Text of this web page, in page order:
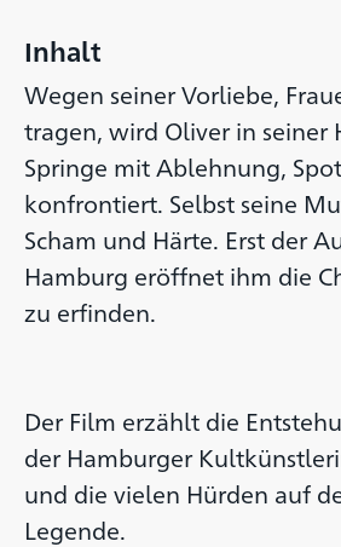
Inhalt
Wegen seiner Vorliebe,
tragen, wird Oliver in seiner
Springe mit Ablehnung,
konfrontiert. Selbst seine
Scham und Härte. Erst der
Hamburg eröffnet ihm die
zu erfinden.
Der Film erzählt die
der Hamburger
und die vielen Hürden auf
Legende.